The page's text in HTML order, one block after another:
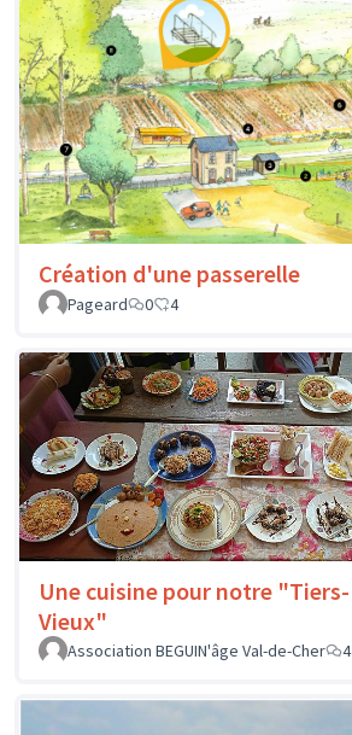
Création d'une passerelle
Pageard
0 4
Une cuisine pour notre "Tiers-
Vieux"
Association BEGUIN'âge Val-de-Cher
4